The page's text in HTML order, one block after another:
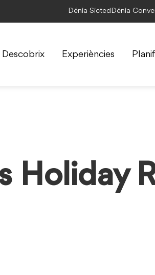
Dénia Sicted Dénia
Descobrix Experiències
Holiday